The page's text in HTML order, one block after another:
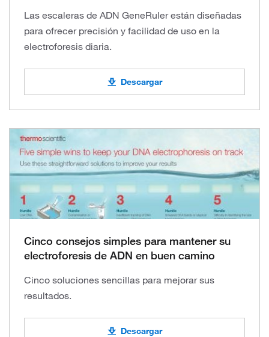
Las escaleras de ADN GeneRuler están diseñadas
para ofrecer precisión y facilidad de uso en la
electroforesis diaria.
Descargar
Cinco consejos simples para mantener su
electroforesis de ADN en buen camino
Cinco soluciones sencillas para mejorar sus
resultados.
Descargar